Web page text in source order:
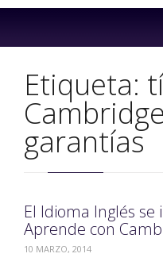
Etiqueta:
garantías
El Idioma Inglés
Aprende con
10 MARZO, 2014